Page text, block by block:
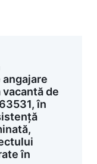
de
în
în